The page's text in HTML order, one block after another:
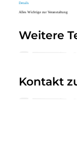
Details
Alles Wichtige zur Veranstaltung
Weitere
Kontakt